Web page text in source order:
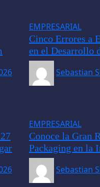
EMPRESARIAL
Cinco Errores a
en el Desarrollo
Sebastian
EMPRESARIAL
Conoce la Gran
Packaging en la
Sebastian